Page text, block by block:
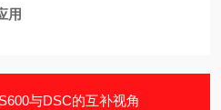
用
与DSC的互补视角